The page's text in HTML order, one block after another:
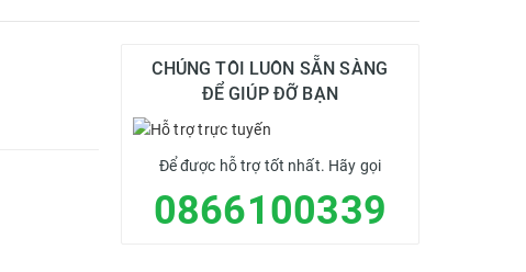
CHÚNG TÔI LUÔN SẴN SÀNG
ĐỂ GIÚP ĐỠ BẠN
Để được hỗ trợ tốt nhất. Hãy gọi
0866100339